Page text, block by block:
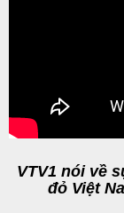
VTV1 nói về
đỏ Việt